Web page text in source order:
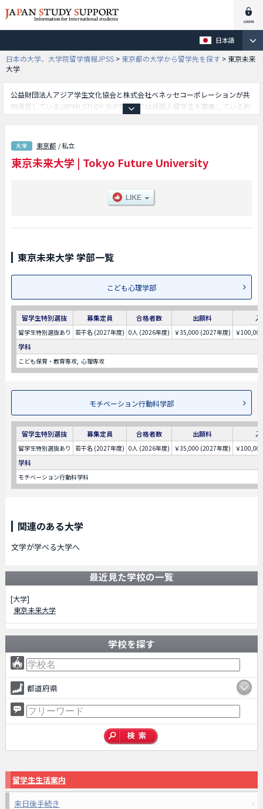
日本語
日本の大学、大学院留学情報JPSS > 東京都の大学から留学先を探す > 東京未来
大学
公益財団法人アジア学生文化協会と株式会社ベネッセコーポレーションが共
同運営しているJAPAN STUDY SUPPORTでは外国人留学生を募集している約
学部やモチベーション行動科学部学部等、学部別情報や、募集定員や合格者
数など入試情報、施設案内、アクセスなど外国人留学生に必要な情報を掲載
しているので是非ご利用ください。
東京都 / 私立
東京未来大学 | Tokyo Future University
東京未来大学 学部一覧
こども心理学部
留学生特別選抜 募集定員 合格者数 出願料
留学生特別選抜あり 若干名 (2027年度) 0人 (2026年度) ￥35,000 (2027年度) ￥
学科
こども保育・教育専攻 心理専攻
モチベーション行動科学部
留学生特別選抜 募集定員 合格者数 出願料
留学生特別選抜あり 若干名 (2027年度) 0人 (2026年度) ￥35,000 (2027年度) ￥
学科
モチベーション行動科学科
関連のある大学
文学が学べる大学へ
最近見た学校の一覧
[大学]
東京未来大学
学校を探す
都道府県
留学生生活案内
来日後手続き